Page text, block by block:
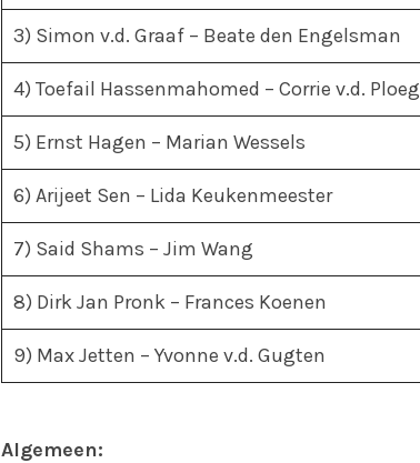
3) Simon v.d. Graaf – Beate den Engelsman
4) Toefail Hassenmahomed – Corrie v.d. Ploeg
5) Ernst Hagen – Marian Wessels
6) Arijeet Sen – Lida Keukenmeester
7) Said Shams – Jim Wang
8) Dirk Jan Pronk – Frances Koenen
9) Max Jetten – Yvonne v.d. Gugten
Algemeen: